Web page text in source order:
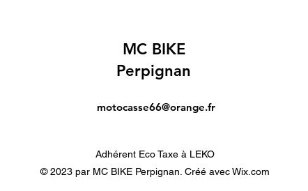
MC BIKE
Perpignan
motocasse66@orange.fr
Adhérent Eco Taxe à LEKO
© 2023 par MC BIKE Perpignan. Créé avec Wix.com